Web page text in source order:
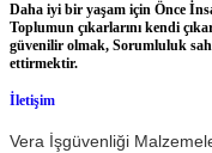
Daha iyi bir yaşam için Önce
Toplumun çıkarlarını kendi
güvenilir olmak, Sorumluluk
ettirmektir.
İletişim
Vera İşgüvenliği